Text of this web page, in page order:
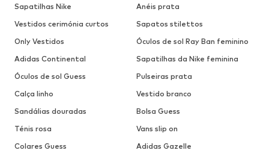
Sapatilhas Nike
Anéis prata
Vestidos cerimónia curtos
Sapatos stilettos
Only Vestidos
Óculos de sol Ray Ban feminino
Adidas Continental
Sapatilhas da Nike feminina
Óculos de sol Guess
Pulseiras prata
Calça linho
Vestido branco
Sandálias douradas
Bolsa Guess
Ténis rosa
Vans slip on
Colares Guess
Adidas Gazelle